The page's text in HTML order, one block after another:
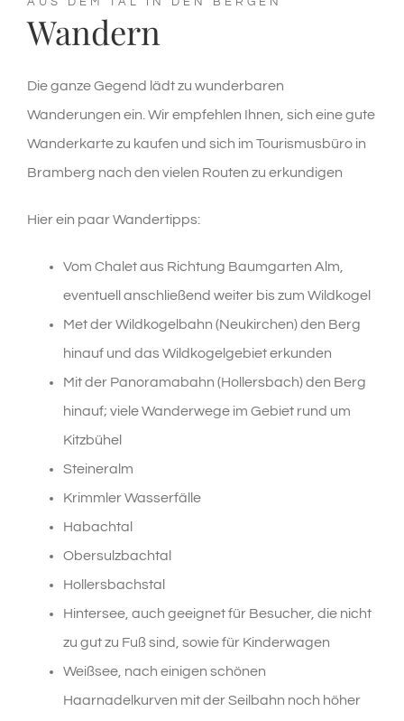
Wandern
Die ganze Gegend lädt zu wunderbaren
Wanderungen ein. Wir empfehlen Ihnen, sich eine gute
Wanderkarte zu kaufen und sich im Tourismusbüro in
Bramberg nach den vielen Routen zu erkundigen
Hier ein paar Wandertipps:
Vom Chalet aus Richtung Baumgarten Alm,
eventuell anschließend weiter bis zum Wildkogel
Met der Wildkogelbahn (Neukirchen) den Berg
hinauf und das Wildkogelgebiet erkunden
Mit der Panoramabahn (Hollersbach) den Berg
hinauf; viele Wanderwege im Gebiet rund um
Kitzbühel
Steineralm
Krimmler Wasserfälle
Habachtal
Obersulzbachtal
Hollersbachstal
Hintersee, auch geeignet für Besucher, die nicht
zu gut zu Fuß sind, sowie für Kinderwagen
Weißsee, nach einigen schönen
Haarnadelkurven mit der Seilbahn noch höher